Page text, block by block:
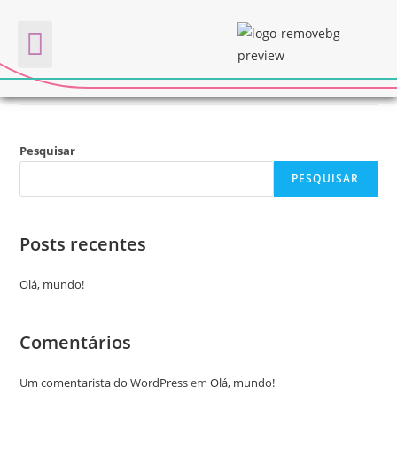
INOVAMORRO
Pesquisar
PESQUISAR
Posts recentes
Olá, mundo!
Comentários
Um comentarista do WordPressemOlá, mundo!